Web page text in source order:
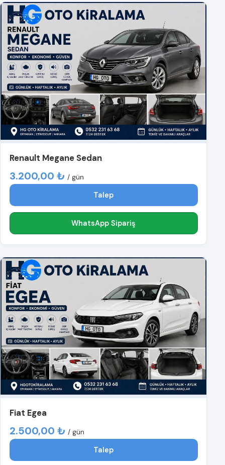
Renault Megane Sedan
3.200,00 ₺ / gün
Talep
WhatsApp Sipariş
Fiat Egea
2.500,00 ₺ / gün
Talep